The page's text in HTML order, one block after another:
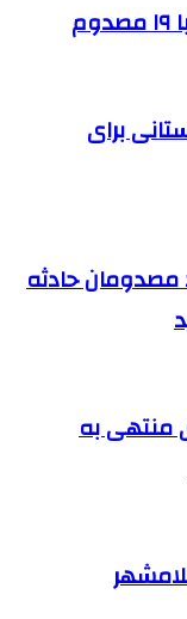
استانی برای
مصدومان حادثه
منتهی به